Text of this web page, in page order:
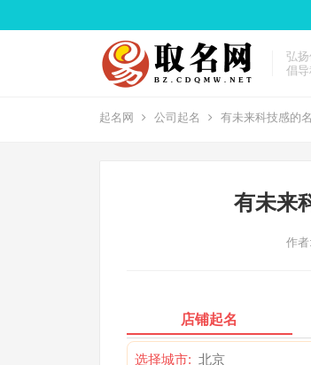
弘
倡
起名网 公司起名 有未来科技感的
有未来
作者:
店铺起名
选择城市: